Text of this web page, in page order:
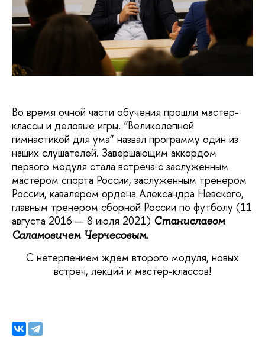
Во время очной части обучения прошли мастер-
классы и деловые игры. “Великолепной
гимнастикой для ума” назвал программу один из
наших слушателей. Завершающим аккордом
первого модуля стала встреча с заслуженным
мастером спорта России, заслуженным тренером
России, кавалером ордена Александра Невского,
главным тренером сборной России по футболу (11
августа 2016 — 8 июля 2021) Станиславом
Саламовичем Черчесовым.
С нетерпением ждем второго модуля, новых
встреч, лекций и мастер-классов!